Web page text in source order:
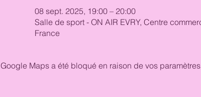
08 sept. 2025, 19:00 – 20:00
Salle de sport - ON AIR EVRY, Centre
France
Google Maps a été bloqué en raison de vos